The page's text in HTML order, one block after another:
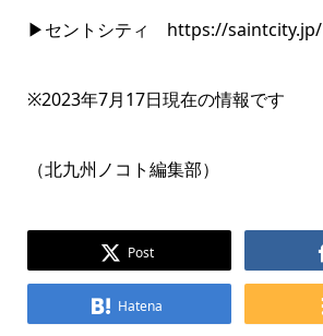
▶セントシティ https://saintcity.jp/
※2023年7月17日現在の情報です
（北九州ノコト編集部）
Post
Hatena